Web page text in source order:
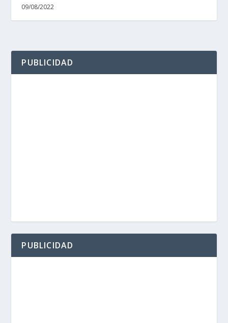
09/08/2022
PUBLICIDAD
PUBLICIDAD